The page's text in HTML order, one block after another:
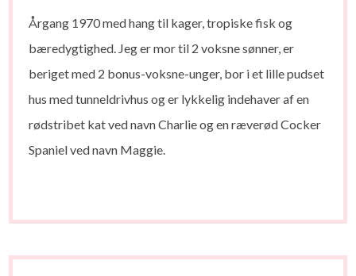
Årgang 1970 med hang til kager, tropiske fisk og
bæredygtighed. Jeg er mor til 2 voksne sønner, er
beriget med 2 bonus-voksne-unger, bor i et lille pudset
hus med tunneldrivhus og er lykkelig indehaver af en
rødstribet kat ved navn Charlie og en ræverød Cocker
Spaniel ved navn Maggie.